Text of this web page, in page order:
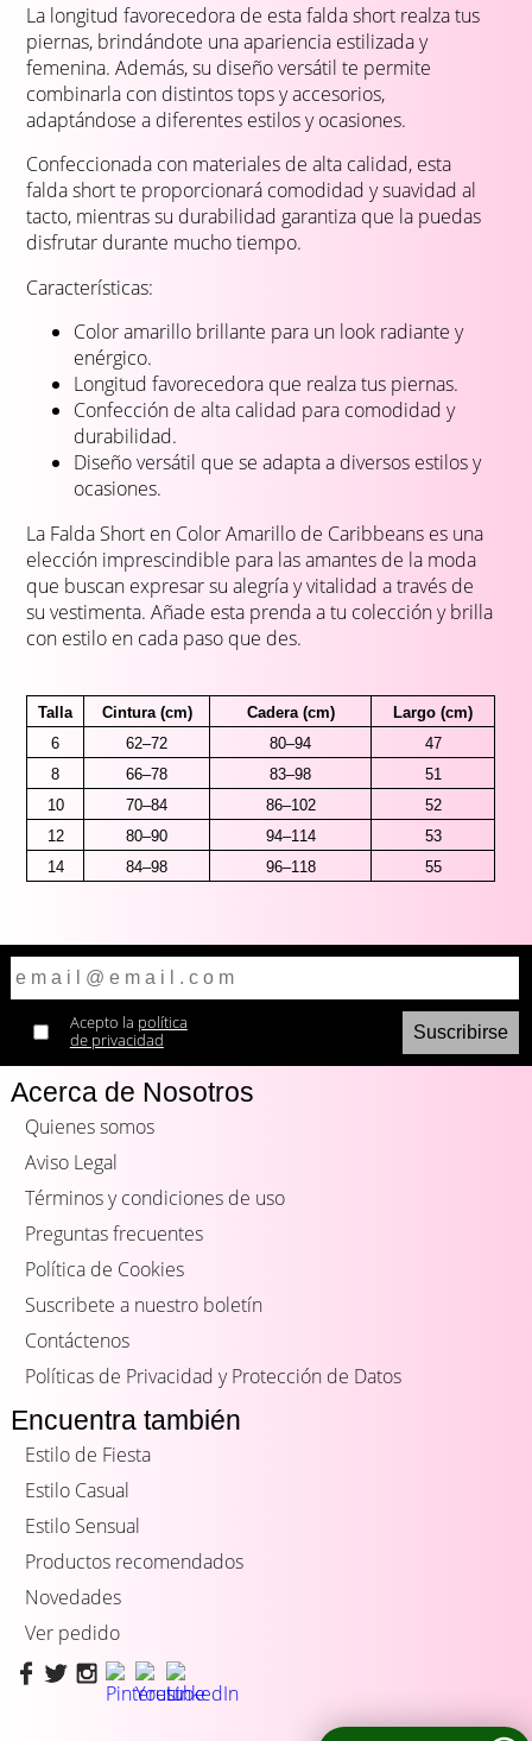
La longitud favorecedora de esta falda short realza tus
piernas, brindándote una apariencia estilizada y
femenina. Además, su diseño versátil te permite
combinarla con distintos tops y accesorios,
adaptándose a diferentes estilos y ocasiones.
Confeccionada con materiales de alta calidad, esta
falda short te proporcionará comodidad y suavidad al
tacto, mientras su durabilidad garantiza que la puedas
disfrutar durante mucho tiempo.
Características:
Color amarillo brillante para un look radiante y
enérgico.
Longitud favorecedora que realza tus piernas.
Confección de alta calidad para comodidad y
durabilidad.
Diseño versátil que se adapta a diversos estilos y
ocasiones.
La Falda Short en Color Amarillo de Caribbeans es una
elección imprescindible para las amantes de la moda
que buscan expresar su alegría y vitalidad a través de
su vestimenta. Añade esta prenda a tu colección y brilla
con estilo en cada paso que des.
Talla Cintura (cm) Cadera (cm)
Largo (cm)
6
62–72 80–94
47
8
66–78 83–98
51
10
70–84 86–102
52
12
80–90 94–114
53
14
84–98 96–118 55
Acepto la política
de privacidad
Acerca de Nosotros
Quienes somos
Aviso Legal
Términos y condiciones de uso
Preguntas frecuentes
Política de Cookies
Suscribete a nuestro boletín
Contáctenos
Políticas de Privacidad y Protección de Datos
Encuentra también
Estilo de Fiesta
Estilo Casual
Estilo Sensual
Productos recomendados
Novedades
Ver pedido